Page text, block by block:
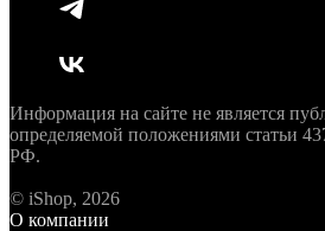
Информация на сайте не является
определяемой положениями статьи
РФ.
© iShop, 2026
О компании